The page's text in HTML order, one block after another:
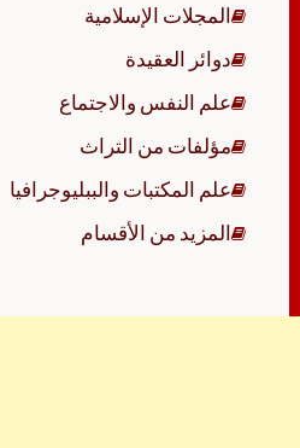
المجلات الإسلامية
دوائر العقيدة
علم النفس والاجتماع
مؤلفات من التراث
علم المكتبات والببليوجرافيا
المزيد من الأقسام